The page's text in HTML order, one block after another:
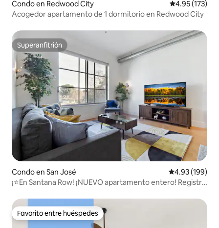
Condo en Redwood City Calificación
4.95 (173)
Acogedor apartamento de 1 dormitorio en Redwood City
Superanfitrión
Superanfitrión
Condo en San José Calificación
4.93 (199)
¡⭐️En Santana Row! ¡NUEVO apartamento entero! Registro
Favorito entre huéspedes
Favorito entre huéspedes